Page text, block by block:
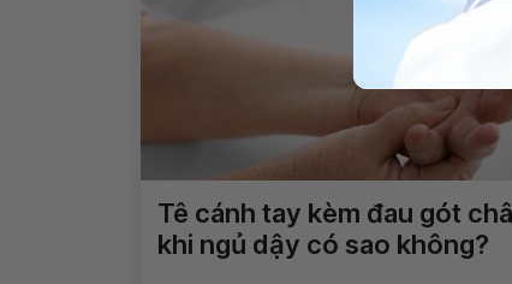
Tê cánh tay kèm đau gót
khi ngủ dậy có sao không?